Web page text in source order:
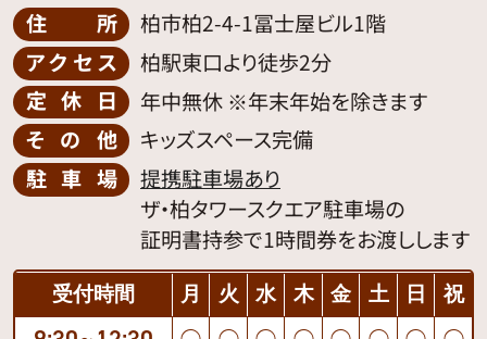
住所
柏市柏2-4-1冨士屋ビル1階
アクセス
柏駅東口より徒歩2分
定休日
年中無休 ※年末年始を除きます
その他
キッズスペース完備
駐車場
提携駐車場あり
ザ・柏タワースクエア駐車場の
証明書持参で1時間券をお渡しします
受付時間 月 火 水 木 金 土 日 祝